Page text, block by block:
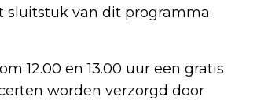
sluitstuk van dit programma.
12.00 en 13.00 uur een gratis
worden verzorgd door